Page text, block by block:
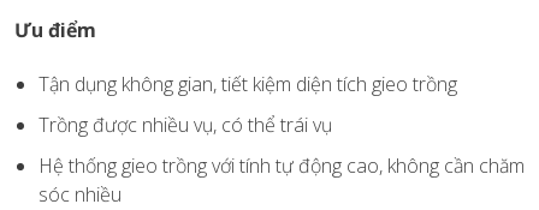
Ưu điểm
Tận dụng không gian, tiết kiệm diện tích gieo trồng
Trồng được nhiều vụ, có thể trái vụ
Hệ thống gieo trồng với tính tự động cao, không cần chăm
sóc nhiều